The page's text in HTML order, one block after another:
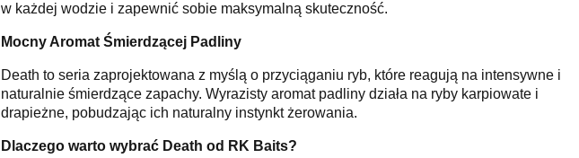
w każdej wodzie i zapewnić sobie maksymalną skuteczność.
Mocny Aromat Śmierdzącej Padliny
Death to seria zaprojektowana z myślą o przyciąganiu ryb, które reagują na intensywne i
naturalnie śmierdzące zapachy. Wyrazisty aromat padliny działa na ryby karpiowate i
drapieżne, pobudzając ich naturalny instynkt żerowania.
Dlaczego warto wybrać Death od RK Baits?